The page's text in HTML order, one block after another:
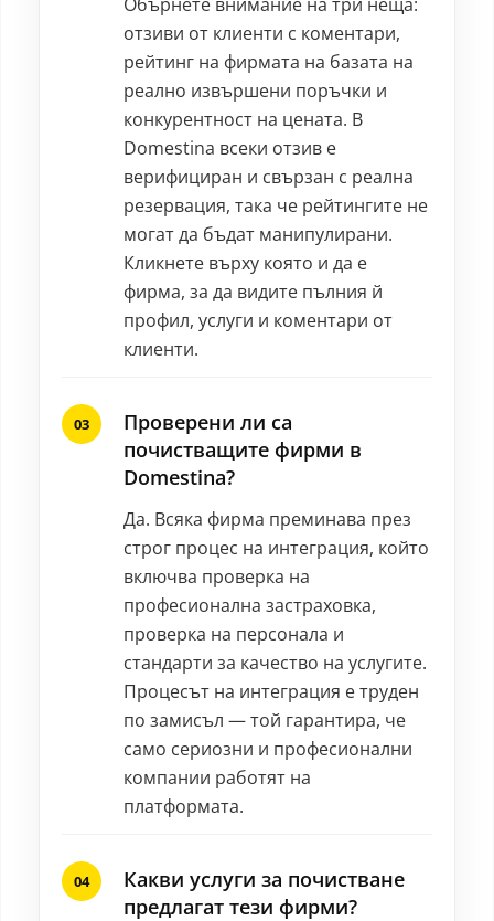
отзиви от клиенти с коментари,
рейтинг на фирмата на базата на
реално извършени поръчки и
конкурентност на цената. В
Domestina всеки отзив е
верифициран и свързан с реална
резервация, така че рейтингите не
могат да бъдат манипулирани.
Кликнете върху която и да е
фирма, за да видите пълния й
профил, услуги и коментари от
клиенти.
Проверени ли са
почистващите фирми в
Domestina?
Да. Всяка фирма преминава през
строг процес на интеграция, който
включва проверка на
професионална застраховка,
проверка на персонала и
стандарти за качество на услугите.
Процесът на интеграция е труден
по замисъл — той гарантира, че
само сериозни и професионални
компании работят на
платформата.
Какви услуги за почистване
предлагат тези фирми?